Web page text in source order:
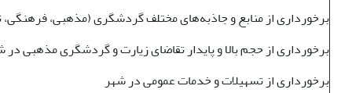
برخورداری از منابع و جاذبه‌های مختلف گردشگری (مذهبی، فرهنگی،
برخورداری از حجم بالا و پایدار تقاضای زیارت و گردشگری مذهبی
برخورداری از تسهیلات و خدمات عمومی در شهر